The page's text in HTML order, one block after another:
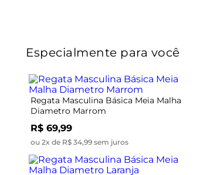
Especialmente para você
Regata Masculina Básica Meia Malha
Diametro Marrom
R$ 69,99
ou 2x de R$ 34,99 sem juros